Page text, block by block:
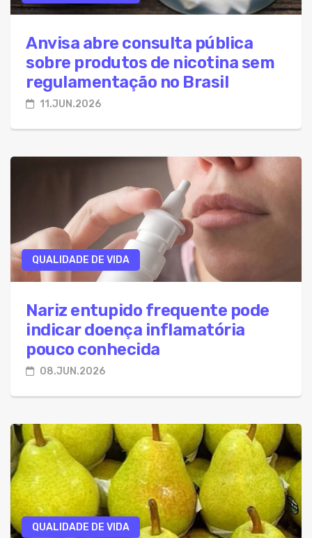
Anvisa abre consulta pública
sobre produtos de nicotina sem
regulamentação no Brasil
11.JUN.2026
QUALIDADE DE VIDA
Nariz entupido frequente pode
indicar doença inflamatória
pouco conhecida
08.JUN.2026
QUALIDADE DE VIDA